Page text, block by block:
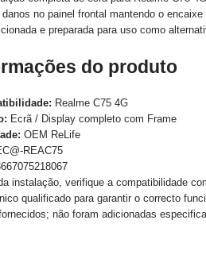
danos no painel frontal mantendo o
e preparada para uso como
do produto
Realme C75 4G
Ecrã / Display completo com Frame
OEM ReLife
REAC75
instalação, verifique a compatibilidade
qualificado para garantir o correcto
não foram adicionadas